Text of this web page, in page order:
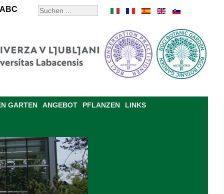
ABC
GARTEN ANGEBOT PFLANZEN LINKS